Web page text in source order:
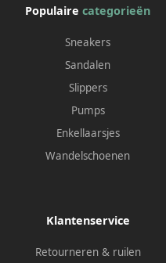
Populaire categorieën
Sneakers
Sandalen
Slippers
Pumps
Enkellaarsjes
Wandelschoenen
Klantenservice
Retourneren & ruilen